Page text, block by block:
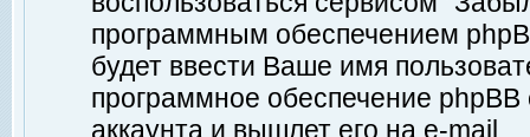
программным обеспечением
будет ввести Ваше имя
программное обеспечение
аккаунта и вышлет его на e-mail.